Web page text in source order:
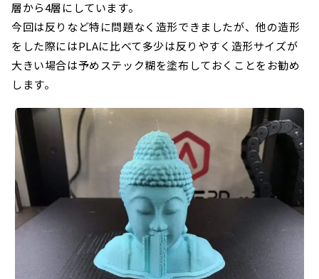
層から4層にしています。
今回は反りなど特に問題なく造形できましたが、他の造形
をした際にはPLAに比べて多少は反りやすく造形サイズが
大きい場合は予めステック糊を塗布しておくことをお勧め
します。